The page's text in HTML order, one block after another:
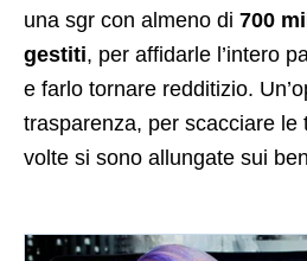
una sgr con almeno di 700
gestiti, per affidarle l’intero
e farlo tornare redditizio.
trasparenza, per scacciare le
volte si sono allungate sui